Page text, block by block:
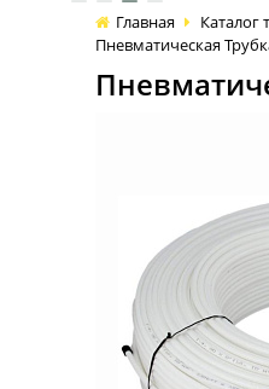
Главная Каталог
Пневматическая